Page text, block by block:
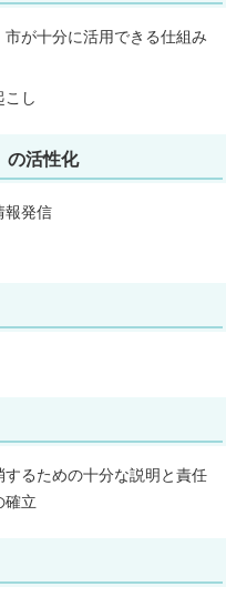
が十分に活用できる仕組み
こし
の活性化
報発信
るための十分な説明と責任
確立